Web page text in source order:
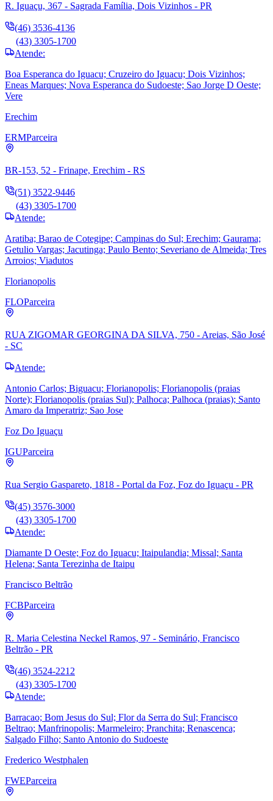
R. Iguaçu, 367 - Sagrada Família, Dois Vizinhos - PR
(46) 3536-4136
(43) 3305-1700
Atende:
Boa Esperanca do Iguacu; Cruzeiro do Iguacu; Dois Vizinhos;
Eneas Marques; Nova Esperanca do Sudoeste; Sao Jorge D Oeste;
Vere
Erechim
ERMParceira
BR-153, 52 - Frinape, Erechim - RS
(51) 3522-9446
(43) 3305-1700
Atende:
Aratiba; Barao de Cotegipe; Campinas do Sul; Erechim; Gaurama;
Getulio Vargas; Jacutinga; Paulo Bento; Severiano de Almeida; Tres
Arroios; Viadutos
Florianopolis
FLOParceira
RUA ZIGOMAR GEORGINA DA SILVA, 750 - Areias, São José
- SC
Atende:
Antonio Carlos; Biguacu; Florianopolis; Florianopolis (praias
Norte); Florianopolis (praias Sul); Palhoca; Palhoca (praias); Santo
Amaro da Imperatriz; Sao Jose
Foz Do Iguaçu
IGUParceira
Rua Sergio Gaspareto, 1818 - Portal da Foz, Foz do Iguaçu - PR
(45) 3576-3000
(43) 3305-1700
Atende:
Diamante D Oeste; Foz do Iguacu; Itaipulandia; Missal; Santa
Helena; Santa Terezinha de Itaipu
Francisco Beltrão
FCBParceira
R. Maria Celestina Neckel Ramos, 97 - Seminário, Francisco
Beltrão - PR
(46) 3524-2212
(43) 3305-1700
Atende:
Barracao; Bom Jesus do Sul; Flor da Serra do Sul; Francisco
Beltrao; Manfrinopolis; Marmeleiro; Pranchita; Renascenca;
Salgado Filho; Santo Antonio do Sudoeste
Frederico Westphalen
FWEParceira